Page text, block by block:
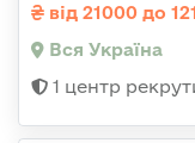
від 21000 до
Вся Україна
1 центр